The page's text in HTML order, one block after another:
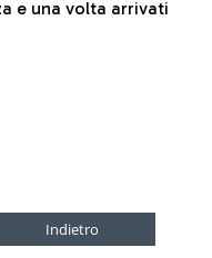
e una volta arrivati